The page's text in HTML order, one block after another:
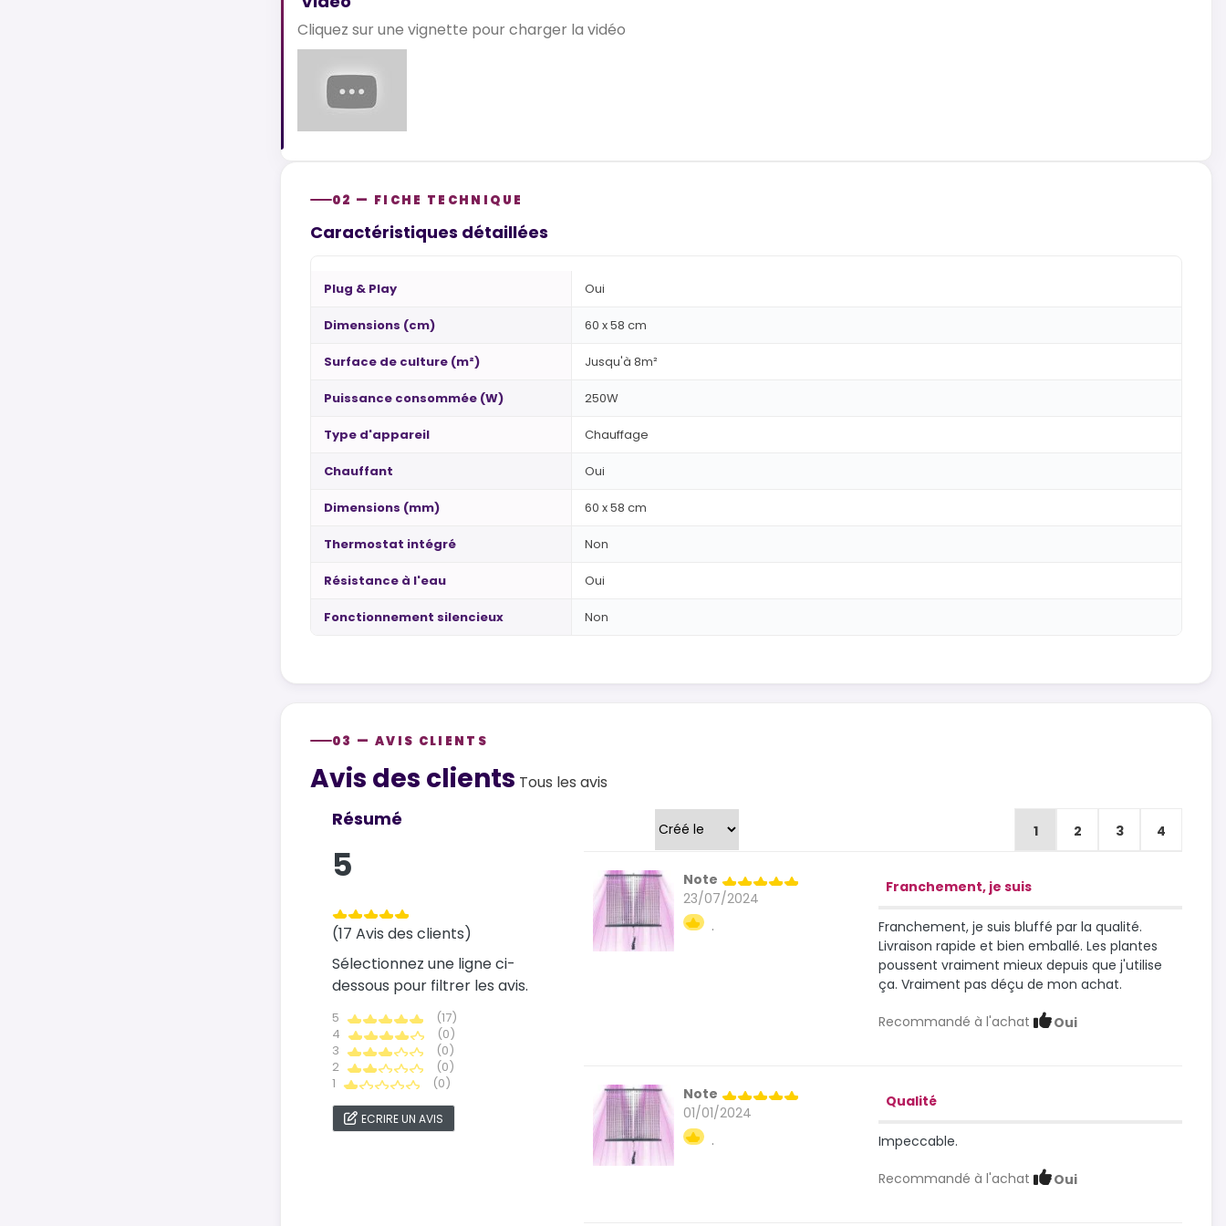
Cliquez sur une vignette pour charger la vidéo
02 — FICHE TECHNIQUE
Caractéristiques détaillées
Plug & Play Oui
Dimensions (cm) 60 x 58 cm
Surface de culture (m²) Jusqu'à 8m²
Puissance consommée (W) 250W
Type d'appareil Chauffage
Chauffant Oui
Dimensions (mm) 60 x 58 cm
Thermostat intégré Non
Résistance à l'eau Oui
Fonctionnement silencieux Non
03 — AVIS CLIENTS
Customer reviews
Avis des clients Tous les avis
Résumé
5
(17 Avis des clients)
Sélectionnez une ligne ci-
dessous pour filtrer les avis.
5
(17)
4
(0)
3
(0)
2
(0)
1
(0)
ECRIRE UN AVIS
1 2 3 4
Note
23/07/2024
.
Franchement, je suis
Franchement, je suis bluffé par la qualité.
Livraison rapide et bien emballé. Les plantes
poussent vraiment mieux depuis que j'utilise
ça. Vraiment pas déçu de mon achat.
Recommandé à l'achat Oui
Note
01/01/2024
.
Qualité
Impeccable.
Recommandé à l'achat Oui